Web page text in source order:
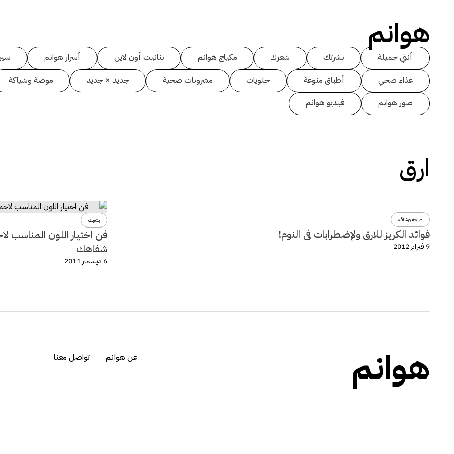
هوانم
أنتي جميلة بشرتك شعرك مكياج هوانم بنانيت أون لاين أسرار هوانم
غذاء صحي
أطباق منوعة حلويات مشروبات صحية جديد × جديد
موضة وشياكة
صور هوانم
فيديو هوانم
ارق
صحة ورشاقة
فوائد الكريز للارق ولإضطرابات فى النوم!
9 فبراير 2012
بشرتك
فن اختيار اللون المناسب
شفاهك
6 ديسمبر 2011
هوانم عن هوانم تواصل معنا